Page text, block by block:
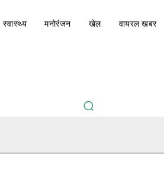
स्वास्थ्य मनोरंजन खेल वायरल खबर